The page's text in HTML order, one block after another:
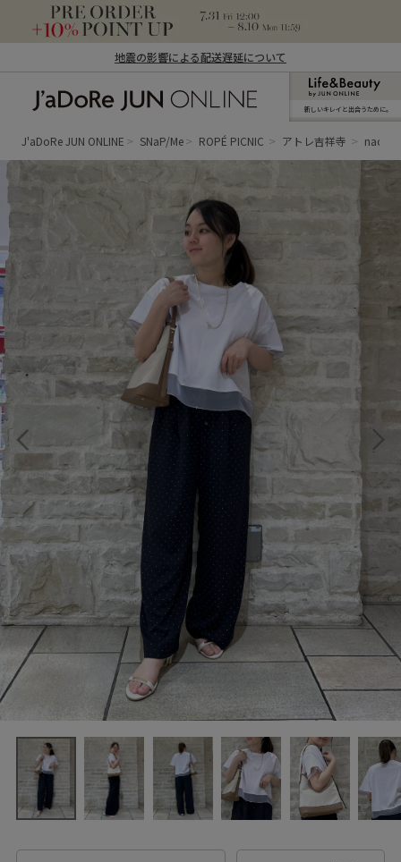
地震の影響による配送遅延について
ン オンライン）
新しいキレイと出合うために。
J'aDoRe JUN ONLINE SNaP/Me ROPÉ PICNIC アトレ吉祥寺 naoko